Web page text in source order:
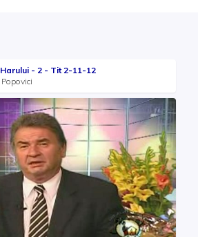
- 2 - Tit 2-11-12